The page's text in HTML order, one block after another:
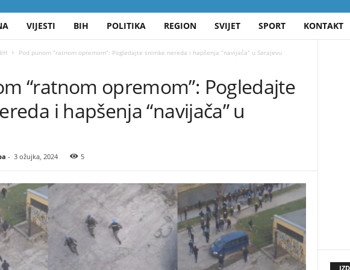
VIJESTI BIH POLITIKA REGION SVIJET SPORT KONTAKT
Pod punom “ratnom opremom”: Pogledajte snimke nereda i hapšenja “navijača” u Sarajevu
“ratnom opremom”: Pogledajte
i hapšenja “navijača” u
- 3 ožujka, 2024 5